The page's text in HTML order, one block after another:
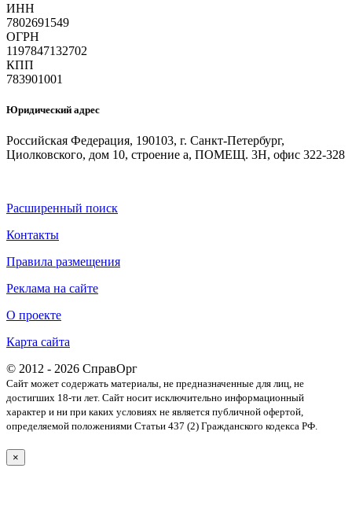
ИНН
7802691549
ОГРН
1197847132702
КПП
783901001
Юридический адрес
Российская Федерация, 190103, г. Санкт-Петербург,
Циолковского, дом 10, строение а, ПОМЕЩ. 3Н, офис 322-328
Расширенный поиск
Контакты
Правила размещения
Реклама на сайте
О проекте
Карта сайта
© 2012 - 2026 СправОрг
Сайт может содержать материалы, не предназначенные для лиц, не
достигших 18-ти лет. Cайт носит исключительно информационный
характер и ни при каких условиях не является публичной офертой,
определяемой положениями Статьи 437 (2) Гражданского кодекса РФ.
×